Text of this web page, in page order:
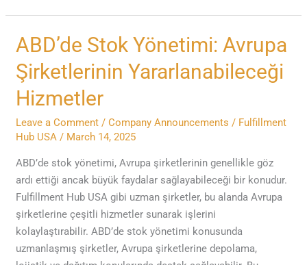
ABD’de Stok Yönetimi: Avrupa
Şirketlerinin Yararlanabileceği
Hizmetler
Leave a Comment /Company Announcements / Fulfillment
Hub USA / March 14, 2025
ABD’de stok yönetimi, Avrupa şirketlerinin genellikle göz
ardı ettiği ancak büyük faydalar sağlayabileceği bir konudur.
Fulfillment Hub USA gibi uzman şirketler, bu alanda Avrupa
şirketlerine çeşitli hizmetler sunarak işlerini
kolaylaştırabilir. ABD’de stok yönetimi konusunda
uzmanlaşmış şirketler, Avrupa şirketlerine depolama,
ABD’de
Stok
Yönetimi:
Avrupa
Şirketlerinin
Yararlanabileceği
Hizmetler